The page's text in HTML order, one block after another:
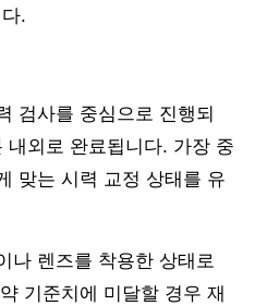
.
검사를 중심으로 진행되
내외로 완료됩니다. 가장 중
맞는 시력 교정 상태를 유
나 렌즈를 착용한 상태로
기준치에 미달할 경우 재